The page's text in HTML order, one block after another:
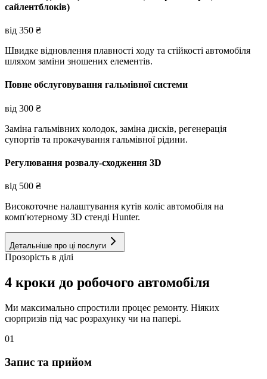
сайлентблоків)
від 350 ₴
Швидке відновлення плавності ходу та стійкості автомобіля
шляхом заміни зношених елементів.
Повне обслуговування гальмівної системи
від 300 ₴
Заміна гальмівних колодок, заміна дисків, регенерація
супортів та прокачування гальмівної рідини.
Регулювання розвалу-сходження 3D
від 500 ₴
Високоточне налаштування кутів коліс автомобіля на
комп'ютерному 3D стенді Hunter.
Детальніше про ці послуги
Прозорість в ділі
4 кроки до робочого автомобіля
Ми максимально спростили процес ремонту. Ніяких
сюрпризів під час розрахунку чи на папері.
01
Запис та прийом